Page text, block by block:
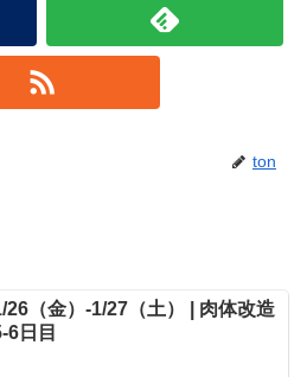
ton
26（金）-1/27（土） | 肉体改造
6日目